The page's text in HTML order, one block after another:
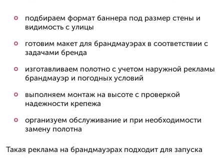
подбираем формат баннера под размер стены и
видимость с улицы
готовим макет для брандмауэрах в соответствии с
задачами бренда
изготавливаем полотно с учетом наружной рекламы
брандмауэр и погодных условий
выполняем монтаж на высоте с проверкой
надежности крепежа
организуем обслуживание и при необходимости
замену полотна
Такая реклама на брандмауэрах подходит для запуска